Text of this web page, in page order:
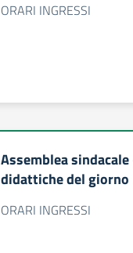
ORARI INGRESSI
Assemblea
didattiche del
ORARI INGRESSI